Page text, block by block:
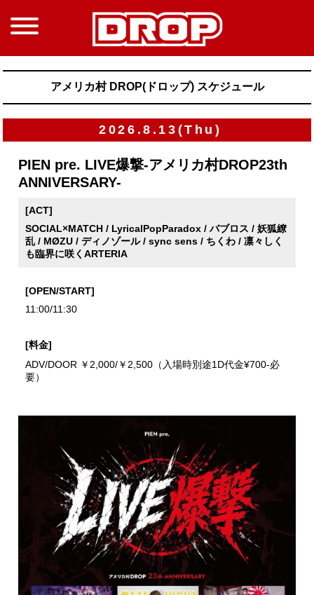
アメリカ村 DROP(ドロップ) スケジュール
2026.8.13(Thu)
PIEN pre. LIVE爆撃-アメリカ村DROP23th
ANNIVERSARY-
[ACT]
SOCIAL×MATCH / LyricalPopParadox / バブロス / 妖狐繚
乱 / MØZU / ディノゾール / sync sens / ちくわ / 凛々しく
も臨界に咲くARTERIA
[OPEN/START]
11:00/11:30
[料金]
ADV/DOOR ￥2,000/￥2,500（入場時別途1D代金¥700-必
要）